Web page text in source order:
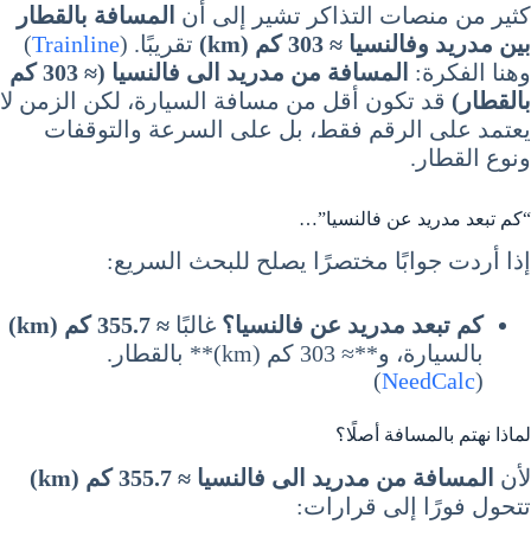
كثير من منصات التذاكر تشير إلى أن المسافة بالقطار
بين مدريد وفالنسيا ≈ 303 كم (km)
تقريبًا. (Trainline
)
وهنا الفكرة:
المسافة من مدريد الى فالنسيا (≈ 303 كم
بالقطار) قد تكون أقل من مسافة السيارة، لكن الزمن لا
يعتمد على الرقم فقط، بل على السرعة والتوقفات
ونوع القطار.
“كم تبعد مدريد عن فالنسيا”…
إذا أردت جوابًا مختصرًا يصلح للبحث السريع:
كم تبعد مدريد عن فالنسيا؟ غالبًا ≈ 355.7 كم (km)
بالسيارة، و**≈ 303 كم (km)** بالقطار.
(
NeedCalc
)
لماذا نهتم بالمسافة أصلًا؟
لأن المسافة من مدريد الى فالنسيا ≈ 355.7 كم (km)
تتحول فورًا إلى قرارات: